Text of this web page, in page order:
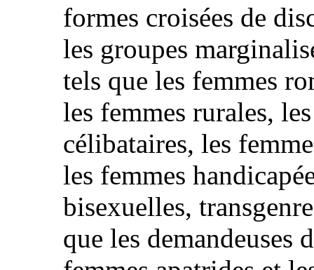
formes croisées de
les groupes
tels que les femmes
les femmes rurales,
célibataires, les
les femmes
bisexuelles,
que les demandeuses